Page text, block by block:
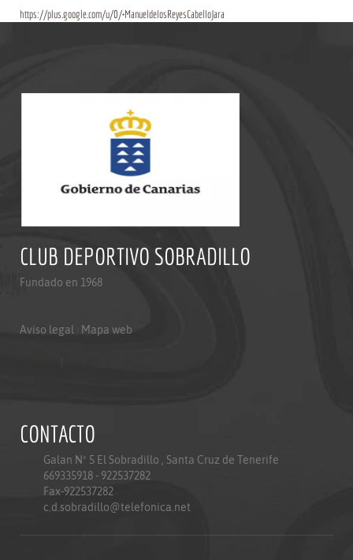
https://plus.google.com/u/0/+ManueldelosReyesCabelloJara
CLUB DEPORTIVO SOBRADILLO
Fundado en 1968
Aviso legal Mapa web
CONTACTO
Galan Nº 5 El Sobradillo , Santa Cruz de Tenerife
669335918 - 922537282
Fax-922537282
c.d.sobradillo@telefonica.net